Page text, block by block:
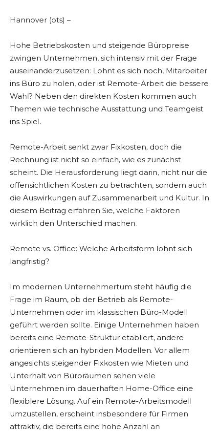
Hannover (ots) –
Hohe Betriebskosten und steigende Büropreise
zwingen Unternehmen, sich intensiv mit der Frage
auseinanderzusetzen: Lohnt es sich noch, Mitarbeiter
ins Büro zu holen, oder ist Remote-Arbeit die bessere
Wahl? Neben den direkten Kosten kommen auch
Themen wie technische Ausstattung und Teamgeist
ins Spiel.
Remote-Arbeit senkt zwar Fixkosten, doch die
Rechnung ist nicht so einfach, wie es zunächst
scheint. Die Herausforderung liegt darin, nicht nur die
offensichtlichen Kosten zu betrachten, sondern auch
die Auswirkungen auf Zusammenarbeit und Kultur. In
diesem Beitrag erfahren Sie, welche Faktoren
wirklich den Unterschied machen.
Remote vs. Office: Welche Arbeitsform lohnt sich
langfristig?
Im modernen Unternehmertum steht häufig die
Frage im Raum, ob der Betrieb als Remote-
Unternehmen oder im klassischen Büro-Modell
geführt werden sollte. Einige Unternehmen haben
bereits eine Remote-Struktur etabliert, andere
orientieren sich an hybriden Modellen. Vor allem
angesichts steigender Fixkosten wie Mieten und
Unterhalt von Büroräumen sehen viele
Unternehmen im dauerhaften Home-Office eine
flexiblere Lösung. Auf ein Remote-Arbeitsmodell
umzustellen, erscheint insbesondere für Firmen
attraktiv, die bereits eine hohe Anzahl an